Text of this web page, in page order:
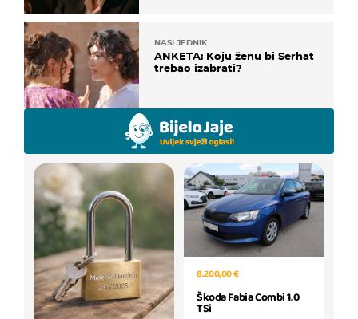
NASLJEDNIK
ANKETA: Koju ženu bi Serhat
trebao izabrati?
8.200,00 €
Škoda Fabia Combi 1.0
TSi